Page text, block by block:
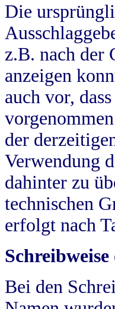
Die
z.B. nach der
anzeigen
auch vor,
der
Verwendung
dahinter zu
technischen
erfolgt nach
Bei den